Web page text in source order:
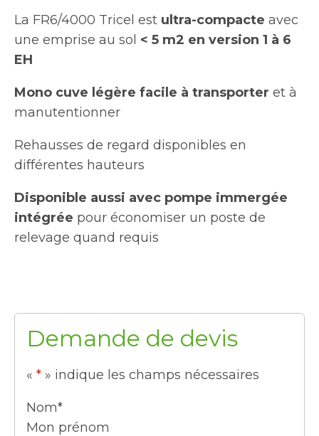
La FR6/4000 Tricel est ultra-compacte avec
une emprise au sol < 5 m2 en version 1 à 6
EH
Mono cuve légère facile à transporter et à
manutentionner
Rehausses de regard disponibles en
différentes hauteurs
Disponible aussi avec pompe immergée
intégrée pour économiser un poste de
relevage quand requis
Demande de devis
« * » indique les champs nécessaires
Nom*
Mon prénom